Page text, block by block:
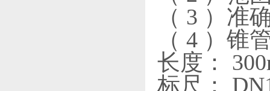
（ 3 ）准
（ 4 ）锥
长度：
标尺：